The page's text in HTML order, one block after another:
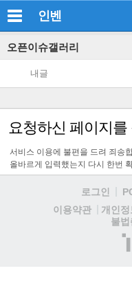
인벤
오픈이슈갤러리
내글
요청하신 페이지
서비스 이용에 불편을 드려 죄송
올바르게 입력했는지 다시 한번
로그인
이용약관
개인정
불법